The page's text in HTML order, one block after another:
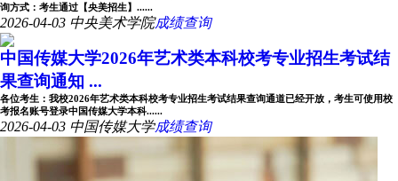
询方式：考生通过【央美招生】......
2026-04-03 中央美术学院成绩查询
中国传媒大学2026年艺术类本科校考专业招生考试结
果查询通知 ...
各位考生：我校2026年艺术类本科校考专业招生考试结果查询通道已经开放，考生可使用校
考报名账号登录中国传媒大学本科......
2026-04-03 中国传媒大学成绩查询